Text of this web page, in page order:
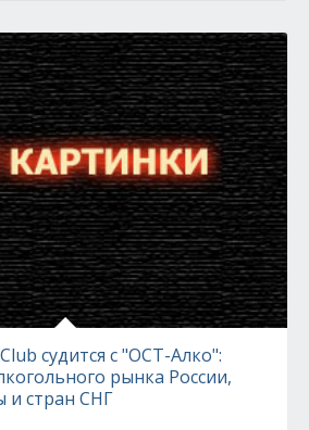
судится с "ОСТ-Алко":
рынка России,
и стран СНГ